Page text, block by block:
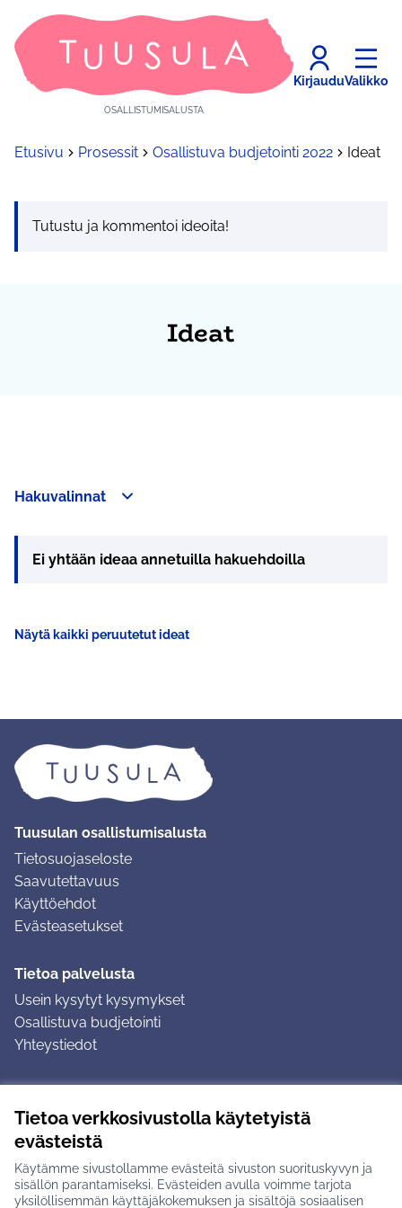
Tietoa verkkosivustolla käytetyistä
evästeistä
Käytämme sivustollamme evästeitä sivuston suorituskyvyn ja
sisällön parantamiseksi. Evästeiden avulla voimme tarjota
yksilöllisemmän käyttäjäkokemuksen ja sisältöjä sosiaalisen
OSALLISTUMISALUSTA
KirjauduValikko
Etusivu Prosessit Osallistuva budjetointi 2022 Ideat
Tutustu ja kommentoi ideoita!
Ideat
Hakuvalinnat
Ei yhtään ideaa annetuilla hakuehdoilla
Näytä kaikki peruutetut ideat
Tuusulan osallistumisalusta
Tietosuojaseloste
Saavutettavuus
Käyttöehdot
Evästeasetukset
Tietoa palvelusta
Usein kysytyt kysymykset
Osallistuva budjetointi
Yhteystiedot
Ohjeet kirjautumiseen
Ohjeet kommentin jättämiseen